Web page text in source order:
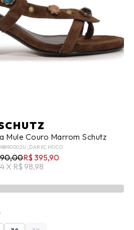
Mule Couro Marrom Schutz
R$ 395,90
4 X R$ 98,98